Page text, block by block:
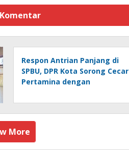
Respon Antrian Panjang di
SPBU, DPR Kota Sorong Cecar
Pertamina dengan
More